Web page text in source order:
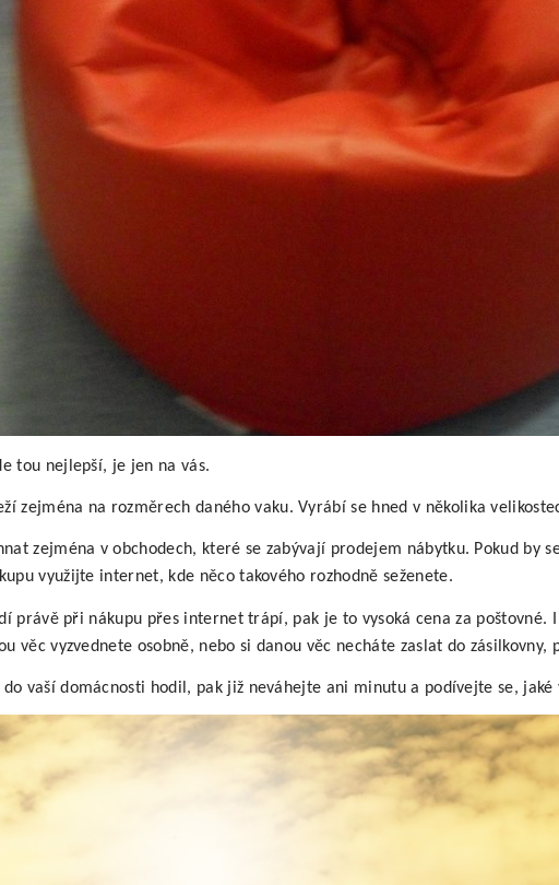
tou nejlepší, je jen na vás.
zejména na rozměrech daného vaku. Vyrábí se hned v několika
zejména v obchodech, které se zabývají prodejem nábytku. Pokud by
využijte internet, kde něco takového rozhodně seženete.
právě při nákupu přes internet trápí, pak je to vysoká cena za poštovné.
věc vyzvednete osobně, nebo si danou věc necháte zaslat do
do vaší domácnosti hodil, pak již neváhejte ani minutu a podívejte se, jaké